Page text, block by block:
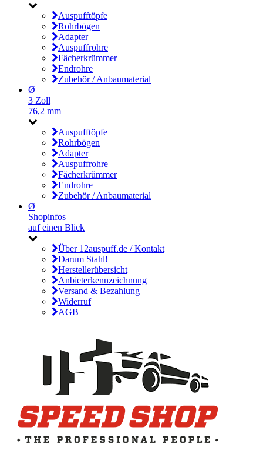
Auspufftöpfe
Rohrbögen
Adapter
Auspuffrohre
Fächerkrümmer
Endrohre
Zubehör / Anbaumaterial
Ø
3 Zoll
76,2 mm
Auspufftöpfe
Rohrbögen
Adapter
Auspuffrohre
Fächerkrümmer
Endrohre
Zubehör / Anbaumaterial
Ø
Shopinfos
auf einen Blick
Über 12auspuff.de / Kontakt
Darum Stahl!
Herstellerübersicht
Anbieterkennzeichnung
Versand & Bezahlung
Widerruf
AGB